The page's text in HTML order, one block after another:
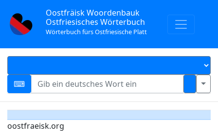
Oostfräisk Woordenbauk
Ostfriesisches Wörterbuch
Wörterbuch fürs Ostfriesische Platt
oostfraeisk.org